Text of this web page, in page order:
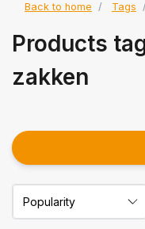
Back to home Tags
Products
zakken